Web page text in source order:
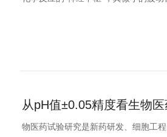
物医药试验研究是新药研发、细胞工